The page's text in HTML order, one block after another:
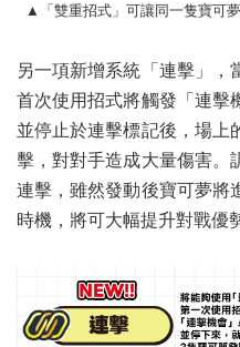
▲「雙重招式」可讓同一隻寶可
另一項新增系統「連擊」，
首次使用招式將觸發「連擊
並停止於連擊標記後，場上
擊，對對手造成大量傷害。
連擊，雖然發動後寶可夢將
時機，將可大幅提升對戰優